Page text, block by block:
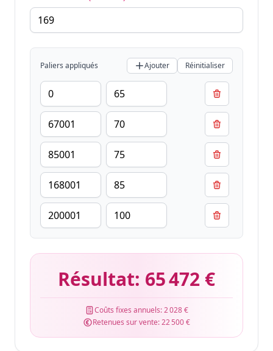
Paliers appliqués Ajouter Réinitialiser
Résultat: 65 472 €
Coûts fixes annuels:2 028 €
Retenues sur vente:22 500 €